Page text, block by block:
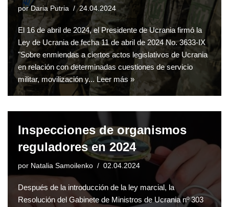
porDaria Putria 24.04.2024
El 16 de abril de 2024, el Presidente de Ucrania firmó la
Ley de Ucrania de fecha 11 de abril de 2024 No. 3633-IX
"Sobre enmiendas a ciertos actos legislativos de Ucrania
en relación con determinadas cuestiones de servicio
militar, movilización y... Leer más »
Inspecciones de organismos
reguladores en 2024
por Natalia Samoilenko 02.04.2024
Después de la introducción de la ley marcial, la
Resolución del Gabinete de Ministros de Ucrania nº 303